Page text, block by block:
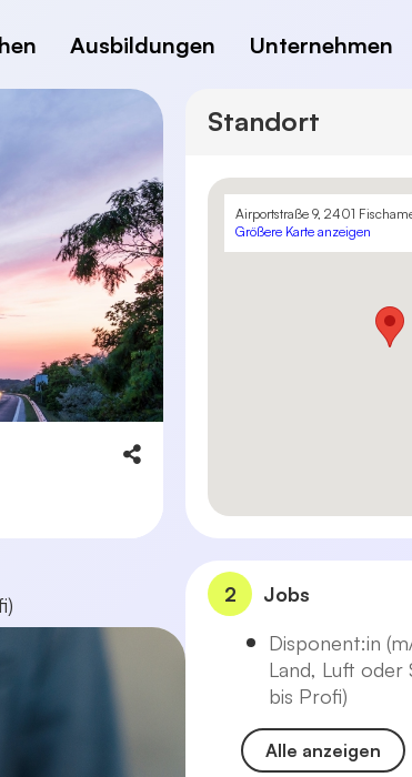
Ausbildungen Unternehmen
Standort
Airportstraße 9, 2401
Größere Karte anzeigen
2
Jobs
Disponent:in
Land, Luft oder
bis Profi)
Alle anzeigen